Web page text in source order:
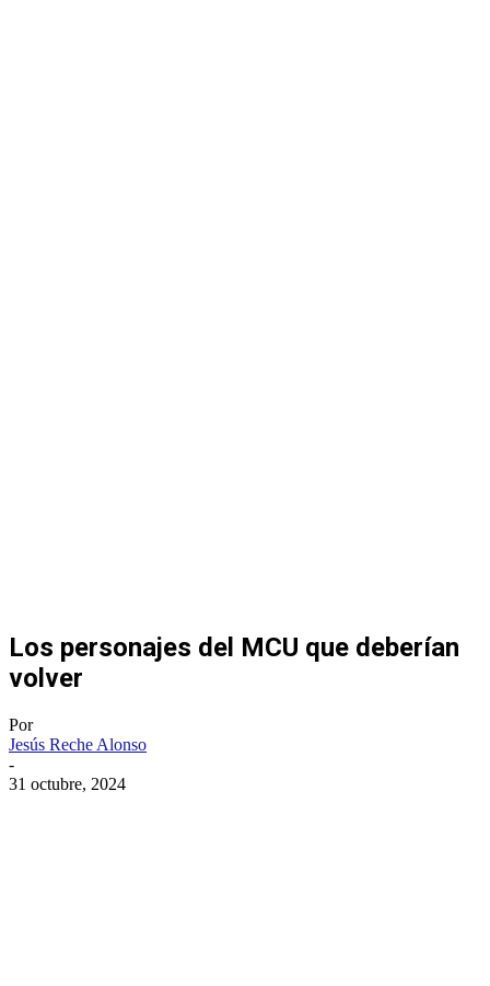
Los personajes del MCU que deberían
volver
Por
Jesús Reche Alonso
-
31 octubre, 2024